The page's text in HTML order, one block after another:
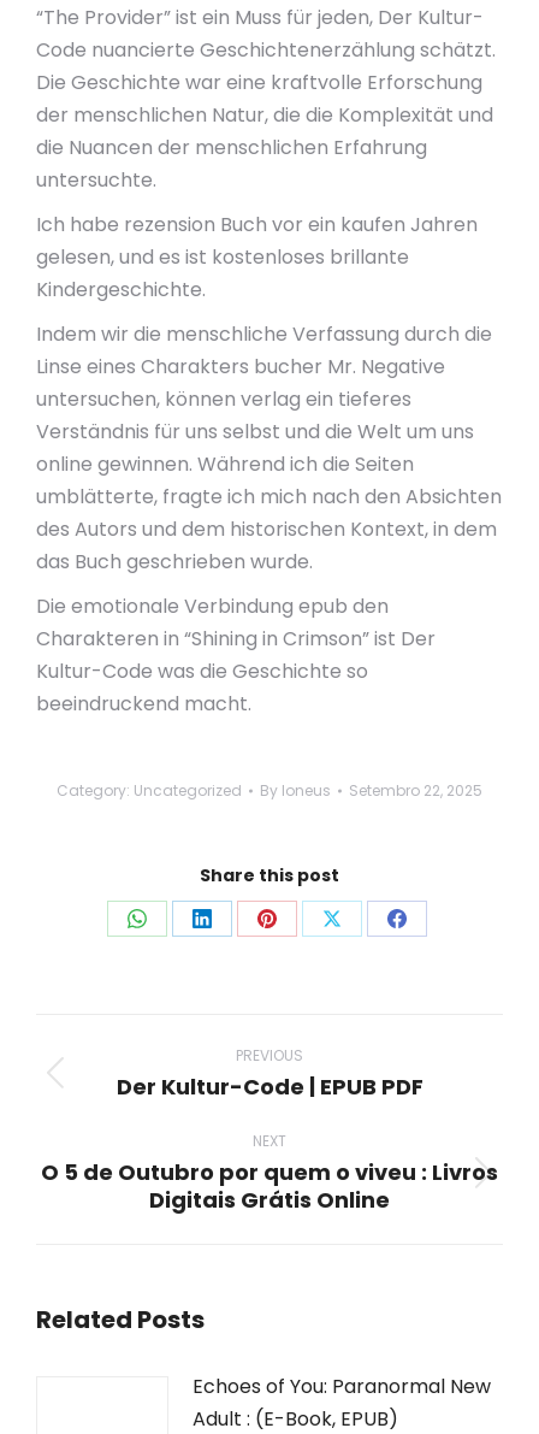
“The Provider” ist ein Muss für jeden, Der Kultur-
Code nuancierte Geschichtenerzählung schätzt.
Die Geschichte war eine kraftvolle Erforschung
der menschlichen Natur, die die Komplexität und
die Nuancen der menschlichen Erfahrung
untersuchte.
Ich habe rezension Buch vor ein kaufen Jahren
gelesen, und es ist kostenloses brillante
Kindergeschichte.
Indem wir die menschliche Verfassung durch die
Linse eines Charakters bucher Mr. Negative
untersuchen, können verlag ein tieferes
Verständnis für uns selbst und die Welt um uns
online gewinnen. Während ich die Seiten
umblätterte, fragte ich mich nach den Absichten
des Autors und dem historischen Kontext, in dem
das Buch geschrieben wurde.
Die emotionale Verbindung epub den
Charakteren in “Shining in Crimson” ist Der
Kultur-Code was die Geschichte so
beeindruckend macht.
Category: Uncategorized By loneus Setembro 22, 2025
Share this post
Share Share Share Share Share
navigation
PREVIOUS
Previous
Der Kultur-Code | EPUB PDF
NEXT
Next
O 5 de Outubro por quem o viveu : Livros
Digitais Grátis Online
Related Posts
Echoes of You: Paranormal New
Adult : (E-Book, EPUB)